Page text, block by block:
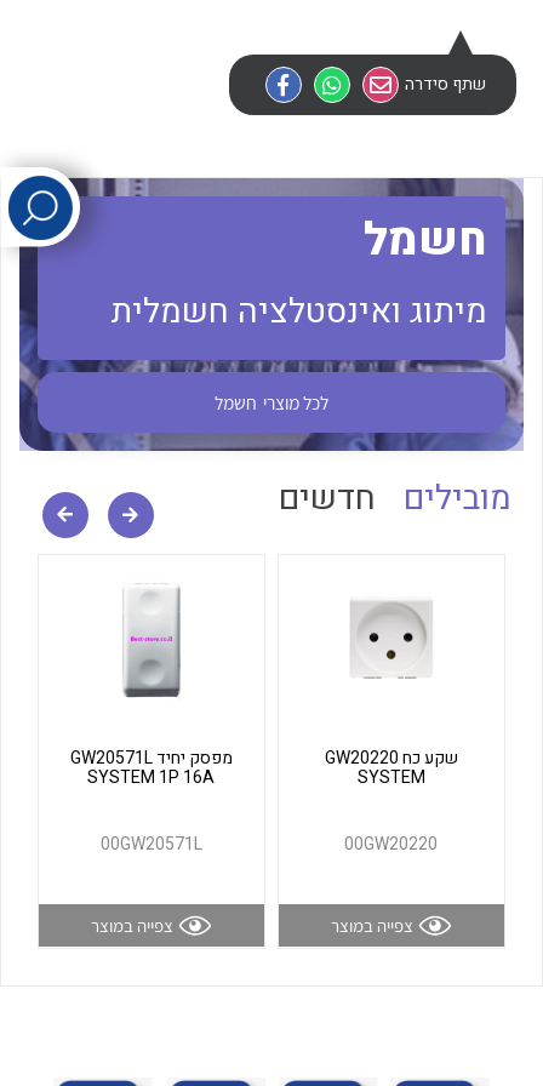
לכל מוצרי היצרן
לכל מוצרי היצרן לכל מוצרי היצרן
לכל מוצרי היצרן לכל מוצרי היצרן
שתף סידרה
חשמל
מיתוג ואינסטלציה חשמלית
לכל מוצרי חשמל
מובילים חדשים
שקע כח GW20220
SYSTEM
00GW20220
צפייה במוצר
מפסק יחיד GW20571L
SYSTEM 1P 16A
00GW20571L
צפייה במוצר